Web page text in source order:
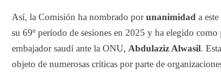
Así, la Comisión ha nombrado porunanimidad a
su 69º período de sesiones en 2025 y ha elegido como
embajador saudí ante la ONU, Abdulaziz Alwasil.
objeto de numerosas críticas por parte de